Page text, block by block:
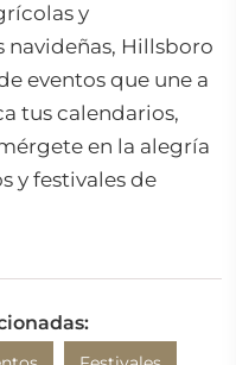
y
navideñas, Hillsboro
eventos que une a
tus calendarios,
en la alegría
y festivales de